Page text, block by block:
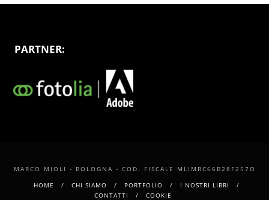
PARTNER:
MARCO MIOLI - BOLOGNA - COD. FISCALE MLIMRC66B28F257O
HOME
CHI SIAMO PORTFOLIO
I NOSTRI LIBRI
CONTATTI
COOKIE